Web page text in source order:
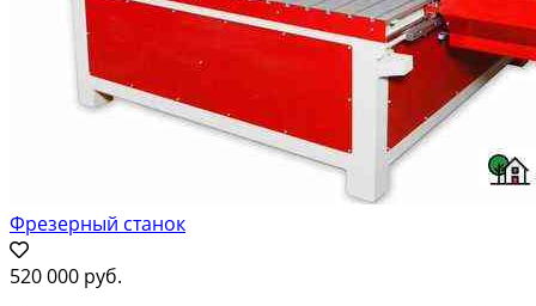
Фрезерный станок
520 000 руб.